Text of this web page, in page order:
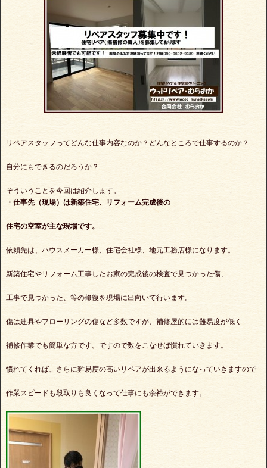
リペアスタッフってどんな仕事内容なのか？どんなところで仕事するのか？
自分にもできるのだろうか？
そういうことを今回は紹介します。
・仕事先（現場）は新築住宅、リフォーム完成後の
住宅の空室が主な現場です。
依頼先は、ハウスメーカー様、住宅会社様、地元工務店様になります。
新築住宅やリフォーム工事したお家の完成後の検査で見つかった傷、
工事で見つかった、等の修復を現場に出向いて行います。
傷は建具やフローリングの傷など多数ですが、補修屋的には難易度が低く
補修作業でも簡単な方です。ですので数をこなせば慣れていきます。
慣れてくれば、さらに難易度の高いリペアが出来るようになっていきますので
作業スピードも段取りも良くなって仕事にも余裕ができます。